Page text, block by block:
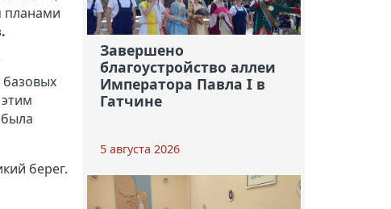
планами
берег.
Завершено
благоустройство аллеи
Императора Павла I в
Гатчине
5 августа 2026